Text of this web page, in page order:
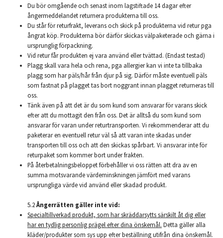
Du bör omgående och senast inom lagstiftade 14 dagar efter
ångermeddelandet returnera produkterna till oss.
Du står för returfrakt, leverans och skick på produkterna vid retur pga
ångrat köp. Produkterna bör därför skickas välpaketerade och gärna i
ursprunglig förpackning.
Vid retur får produkten ej vara använd eller tvättad. (Endast testad)
Plagg skall vara hela och rena, pga allergier kan vi inte ta tillbaka
plagg som har päls/hår från djur på sig. Därför måste eventuell päls
som fastnat på plagget tas bort noggrant innan plagget returneras till
oss.
Tänk även på att det är du som kund som ansvarar för varans skick
efter att du mottagit den från oss. Det är alltså du som kund som
ansvarar för varan under returtransporten. Vi rekommenderar att du
paketerar en eventuell retur väl så att varan inte skadas under
transporten till oss och att den skickas spårbart. Vi ansvarar inte för
returpaket som kommer bort under frakten.
På återbetalningsbeloppet förbehåller vi oss rätten att dra av en
summa motsvarande värdeminskningen jämfört med varans
ursprungliga värde vid använd eller skadad produkt.
5.2Ångerrätten gäller inte vid:
Specialtillverkad produkt, som har skräddarsytts särskilt åt dig eller
har en tydlig personlig prägel efter dina önskemål. Detta gäller alla
kläder/produkter som sys upp efter beställning utifrån dina önskemål.